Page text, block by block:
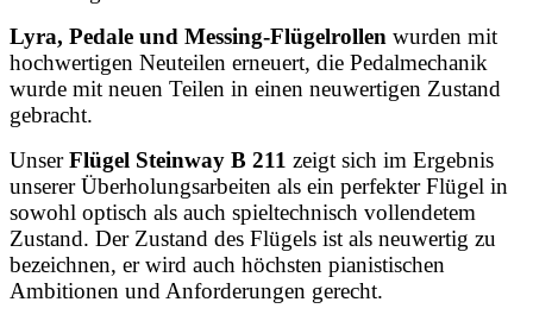
Lyra, Pedale und Messing-Flügelrollen wurden mit
hochwertigen Neuteilen erneuert, die Pedalmechanik
wurde mit neuen Teilen in einen neuwertigen Zustand
gebracht.
UnserFlügel Steinway B 211 zeigt sich im Ergebnis
unserer Überholungsarbeiten als ein perfekter Flügel in
sowohl optisch als auch spieltechnisch vollendetem
Zustand. Der Zustand des Flügels ist als neuwertig zu
bezeichnen, er wird auch höchsten pianistischen
Ambitionen und Anforderungen gerecht.